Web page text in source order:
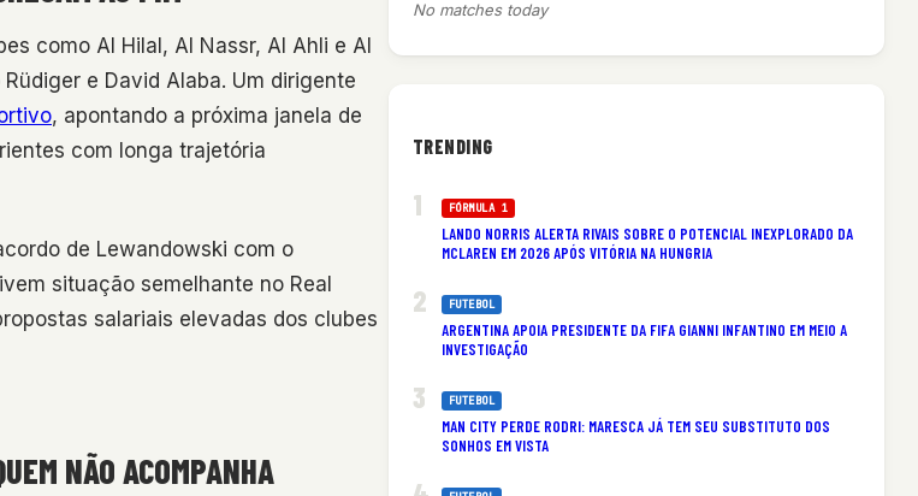
como Al Hilal, Al Nassr, Al Ahli e Al
e David Alaba. Um dirigente
, apontando a próxima janela de
com longa trajetória
de Lewandowski com o
situação semelhante no Real
salariais elevadas dos clubes
NÃO ACOMPANHA
No matches today
TRENDING
FÓRMULA 1
LANDO NORRIS ALERTA RIVAIS SOBRE O POTENCIAL INEXPLORADO DA
MCLAREN EM 2026 APÓS VITÓRIA NA HUNGRIA
FUTEBOL
ARGENTINA APOIA PRESIDENTE DA FIFA GIANNI INFANTINO EM MEIO A
INVESTIGAÇÃO
FUTEBOL
MAN CITY PERDE RODRI: MARESCA JÁ TEM SEU SUBSTITUTO DOS
SONHOS EM VISTA